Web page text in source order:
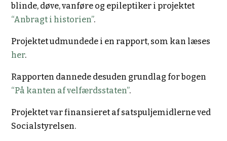
blinde, døve, vanføre og epileptiker i projektet
“Anbragt i historien”.
Projektet udmundede i en rapport, som kan læses
her.
Rapporten dannede desuden grundlag for bogen
“På kanten af velfærdsstaten”.
Projektet var finansieret af satspuljemidlerne ved
Socialstyrelsen.